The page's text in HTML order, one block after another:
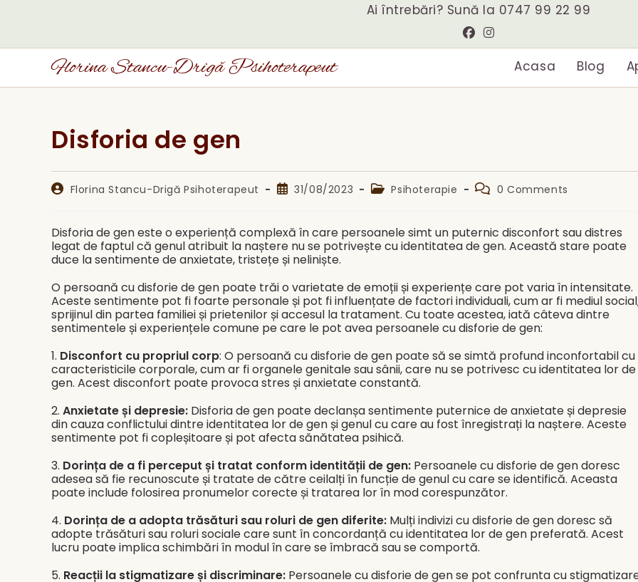
Ai întrebări? Sună la 0747 99 22 99
Florina Stancu-Drigă Psihoterapeut Acasa Blog
Disforia de gen
PostFlorina Stancu-Drigă Psihoterapeut
Post31/08/2023
PostPsihoterapie
Post0 Comments
Disforia de gen este o experiență complexă în care persoanele simt un puternic disconfort sau distres
legat de faptul că genul atribuit la naștere nu se potrivește cu identitatea de gen. Această stare poate
duce la sentimente de anxietate, tristețe și neliniște.
O persoană cu disforie de gen poate trăi o varietate de emoții și experiențe care pot varia în intensitate.
Aceste sentimente pot fi foarte personale și pot fi influențate de factori individuali, cum ar fi mediul
sprijinul din partea familiei și prietenilor și accesul la tratament. Cu toate acestea, iată câteva dintre
sentimentele și experiențele comune pe care le pot avea persoanele cu disforie de gen:
1. Disconfort cu propriul corp: O persoană cu disforie de gen poate să se simtă profund inconfortabil cu
caracteristicile corporale, cum ar fi organele genitale sau sânii, care nu se potrivesc cu identitatea lor de
gen. Acest disconfort poate provoca stres și anxietate constantă.
2. Anxietate și depresie: Disforia de gen poate declanșa sentimente puternice de anxietate și depresie
din cauza conflictului dintre identitatea lor de gen și genul cu care au fost înregistrați la naștere. Aceste
sentimente pot fi copleșitoare și pot afecta sănătatea psihică.
3. Dorința de a fi perceput și tratat conform identității de gen: Persoanele cu disforie de gen doresc
adesea să fie recunoscute și tratate de către ceilalți în funcție de genul cu care se identifică. Aceasta
poate include folosirea pronumelor corecte și tratarea lor în mod corespunzător.
4. Dorința de a adopta trăsături sau roluri de gen diferite: Mulți indivizi cu disforie de gen doresc să
adopte trăsături sau roluri sociale care sunt în concordanță cu identitatea lor de gen preferată. Acest
lucru poate implica schimbări în modul în care se îmbracă sau se comportă.
5. Reacții la stigmatizare și discriminare: Persoanele cu disforie de gen se pot confrunta cu